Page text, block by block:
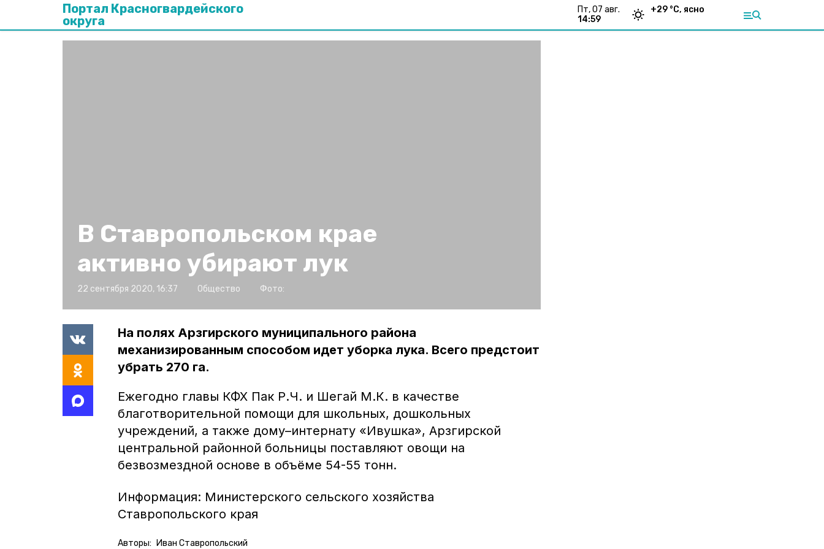
Портал Красногвардейского
округа
пт, 07 авг.
14:59
+29 °С, ясно
В Ставропольском крае
активно убирают лук
22 сентября 2020, 16:37 Общество Фото:
На полях Арзгирского муниципального района
механизированным способом идет уборка лука. Всего предстоит
убрать 270 га.
Ежегодно главы КФХ Пак Р.Ч. и Шегай М.К. в качестве
благотворительной помощи для школьных, дошкольных
учреждений, а также дому–интернату «Ивушка», Арзгирской
центральной районной больницы поставляют овощи на
безвозмездной основе в объёме 54-55 тонн.
Информация: Министерского сельского хозяйства
Ставропольского края
Авторы: Иван Ставропольский